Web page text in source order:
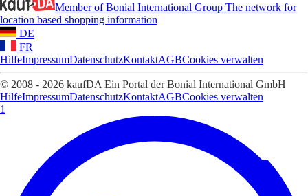
Member of Bonial International Group The network for
location based shopping information
DE
FR
HilfeImpressumDatenschutzKontaktAGBCookies verwalten
© 2008 - 2026 kaufDA Ein Portal der Bonial International GmbH
HilfeImpressumDatenschutzKontaktAGBCookies verwalten
1